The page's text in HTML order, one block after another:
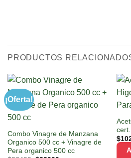
PRODUCTOS
¡Oferta!
Combo Vinagre de Manzana
Organico 500 cc + Vinagre de
Pera organico 500 cc
$